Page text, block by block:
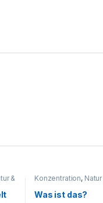
&
Konzentration,
Was ist das?